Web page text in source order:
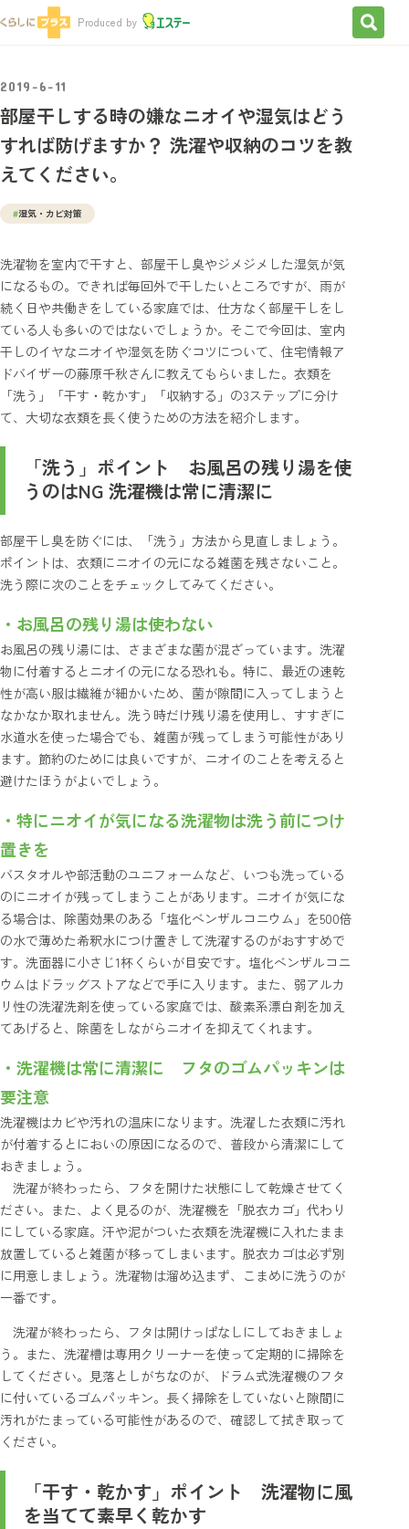
Produced by 検索を
2019-6-11
部屋干しする時の嫌なニオイや湿気はどう
すれば防げますか？ 洗濯や収納のコツを教
えてください。
#湿気・カビ対策
洗濯物を室内で干すと、部屋干し臭やジメジメした湿気が気
になるもの。できれば毎回外で干したいところですが、雨が
続く日や共働きをしている家庭では、仕方なく部屋干しをし
ている人も多いのではないでしょうか。そこで今回は、室内
干しのイヤなニオイや湿気を防ぐコツについて、住宅情報ア
ドバイザーの藤原千秋さんに教えてもらいました。衣類を
「洗う」「干す・乾かす」「収納する」の3ステップに分け
て、大切な衣類を長く使うための方法を紹介します。
「洗う」ポイント お風呂の残り湯を使
うのはNG 洗濯機は常に清潔に
部屋干し臭を防ぐには、「洗う」方法から見直しましょう。
ポイントは、衣類にニオイの元になる雑菌を残さないこと。
洗う際に次のことをチェックしてみてください。
・お風呂の残り湯は使わない
お風呂の残り湯には、さまざまな菌が混ざっています。洗濯
物に付着するとニオイの元になる恐れも。特に、最近の速乾
性が高い服は繊維が細かいため、菌が隙間に入ってしまうと
なかなか取れません。洗う時だけ残り湯を使用し、すすぎに
水道水を使った場合でも、雑菌が残ってしまう可能性があり
ます。節約のためには良いですが、ニオイのことを考えると
避けたほうがよいでしょう。
・特にニオイが気になる洗濯物は洗う前につけ
置きを
バスタオルや部活動のユニフォームなど、いつも洗っている
のにニオイが残ってしまうことがあります。ニオイが気にな
る場合は、除菌効果のある「塩化ベンザルコニウム」を500倍
の水で薄めた希釈水につけ置きして洗濯するのがおすすめで
す。洗面器に小さじ1杯くらいが目安です。塩化ベンザルコニ
ウムはドラッグストアなどで手に入ります。また、弱アルカ
リ性の洗濯洗剤を使っている家庭では、酸素系漂白剤を加え
てあげると、除菌をしながらニオイを抑えてくれます。
・洗濯機は常に清潔に フタのゴムパッキンは
要注意
洗濯機はカビや汚れの温床になります。洗濯した衣類に汚れ
が付着するとにおいの原因になるので、普段から清潔にして
おきましょう。
洗濯が終わったら、フタを開けた状態にして乾燥させてく
ださい。また、よく見るのが、洗濯機を「脱衣カゴ」代わり
にしている家庭。汗や泥がついた衣類を洗濯機に入れたまま
放置していると雑菌が移ってしまいます。脱衣カゴは必ず別
に用意しましょう。洗濯物は溜め込まず、こまめに洗うのが
一番です。
洗濯が終わったら、フタは開けっぱなしにしておきましょ
う。また、洗濯槽は専用クリーナーを使って定期的に掃除を
してください。見落としがちなのが、ドラム式洗濯機のフタ
に付いているゴムパッキン。長く掃除をしていないと隙間に
汚れがたまっている可能性があるので、確認して拭き取って
ください。
「干す・乾かす」ポイント 洗濯物に風
を当てて素早く乾かす